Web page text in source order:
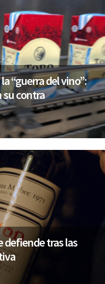
“guerra del vino”:
su contra
defiende tras las